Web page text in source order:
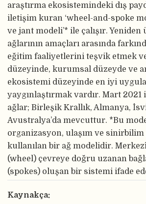
araştırma ekosistemindeki dış
iletişim kuran ‘wheel-and-spoke
ve jant modeli’* ile çalışır.
ağlarının amaçları arasında
eğitim faaliyetlerini teşvik etmek
düzeyinde, kurumsal düzeyde ve
ekosistemi düzeyinde en iyi
yaygınlaştırmak vardır. Mart 2021
ağlar; Birleşik Krallık, Almanya,
Avustralya’da mevcuttur. *Bu
organizasyon, ulaşım ve
kullanılan bir ağ modelidir.
(wheel) çevreye doğru uzanan
(spokes) oluşan bir sistemi ifade
Kaynakça: